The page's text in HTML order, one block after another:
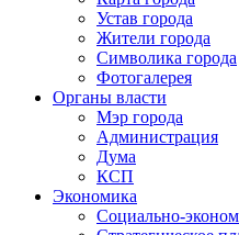
Устав города
Жители города
Символика города
Фотогалерея
Органы власти
Мэр города
Администрация
Дума
КСП
Экономика
Социально-